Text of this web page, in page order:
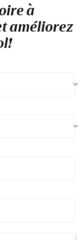
à
améliorez
keyboard_arrow_down
keyboard_arrow_down